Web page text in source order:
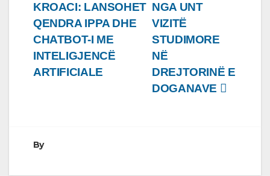
NGA UNT
VIZITË
STUDIMORE
NË
DREJTORINË E
DOGANAVE
KROACI: LANSOHET
QENDRA IPPA DHE
CHATBOT-I ME
INTELIGJENCË
ARTIFICIALE
By